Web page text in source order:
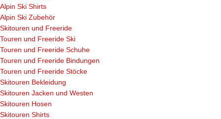
Alpin Ski Shirts
Alpin Ski Zubehör
Skitouren und Freeride
Touren und Freeride Ski
Touren und Freeride Schuhe
Touren und Freeride Bindungen
Touren und Freeride Stöcke
Skitouren Bekleidung
Skitouren Jacken und Westen
Skitouren Hosen
Skitouren Shirts